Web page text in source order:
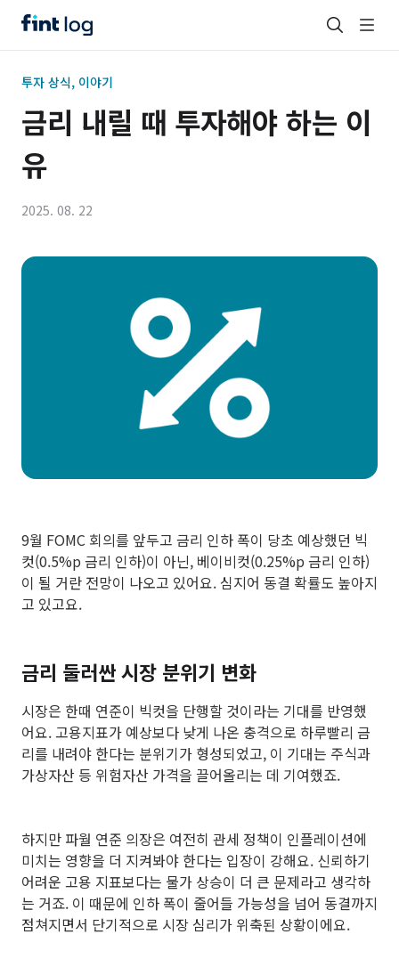
투자 상식, 이야기
금리 내릴 때 투자해야 하는 이
유
2025. 08. 22
9월 FOMC 회의를 앞두고 금리 인하 폭이 당초 예상했던 빅
컷(0.5%p 금리 인하)이 아닌, 베이비컷(0.25%p 금리 인하)
이 될 거란 전망이 나오고 있어요. 심지어 동결 확률도 높아지
고 있고요.
금리 둘러싼 시장 분위기 변화
시장은 한때 연준이 빅컷을 단행할 것이라는 기대를 반영했
어요. 고용지표가 예상보다 낮게 나온 충격으로 하루빨리 금
리를 내려야 한다는 분위기가 형성되었고, 이 기대는 주식과
가상자산 등 위험자산 가격을 끌어올리는 데 기여했죠.
하지만 파월 연준 의장은 여전히 관세 정책이 인플레이션에
미치는 영향을 더 지켜봐야 한다는 입장이 강해요. 신뢰하기
어려운 고용 지표보다는 물가 상승이 더 큰 문제라고 생각하
는 거죠. 이 때문에 인하 폭이 줄어들 가능성을 넘어 동결까지
점쳐지면서 단기적으로 시장 심리가 위축된 상황이에요.